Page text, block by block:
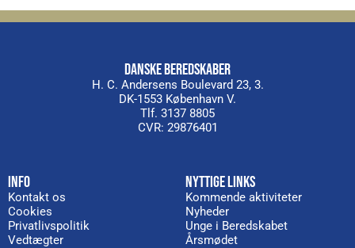
DANSKE BEREDSKABER
H. C. Andersens Boulevard 23, 3.
DK-1553 København V.
Tlf. 3137 8805
CVR: 29876401
INFO
Kontakt os
Cookies
Privatlivspolitik
Vedtægter
NYTTIGE LINKS
Kommende aktiviteter
Nyheder
Unge i Beredskabet
Årsmødet